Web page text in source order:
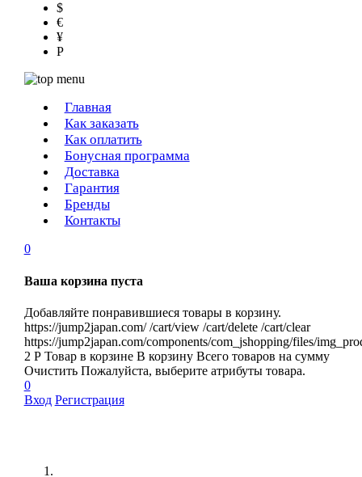
$
€
¥
Р
Главная
Как заказать
Как оплатить
Бонусная программа
Доставка
Гарантия
Бренды
Контакты
0
Ваша корзина пуста
Добавляйте понравившиеся товары в корзину.
https://jump2japan.com/ /cart/view /cart/delete /cart/clear
https://jump2japan.com/components/com_jshopping/files/
2 Р Товар в корзине В корзину Всего товаров на сумму
Очистить Пожалуйста, выберите атрибуты товара.
0
Вход Регистрация